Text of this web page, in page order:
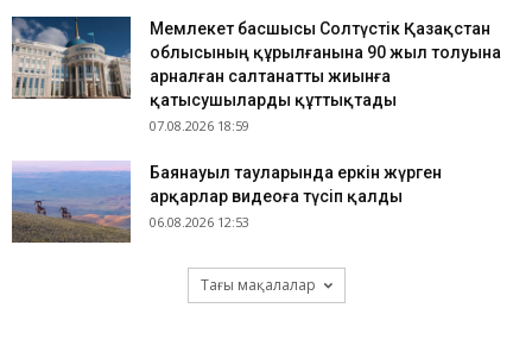
Мемлекет басшысы Солтүстік Қазақстан
облысының құрылғанына 90 жыл толуына
арналған салтанатты жиынға
қатысушыларды құттықтады
07.08.2026 18:59
Баянауыл тауларында еркін жүрген
арқарлар видеоға түсіп қалды
06.08.2026 12:53
Тағы мақалалар